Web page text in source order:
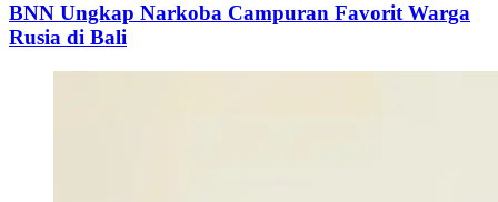
BNN Ungkap Narkoba Campuran Favorit Warga
Rusia di Bali